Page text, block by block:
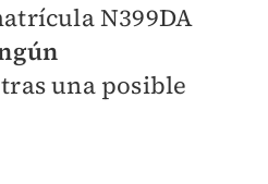
N399DA
tras una posible